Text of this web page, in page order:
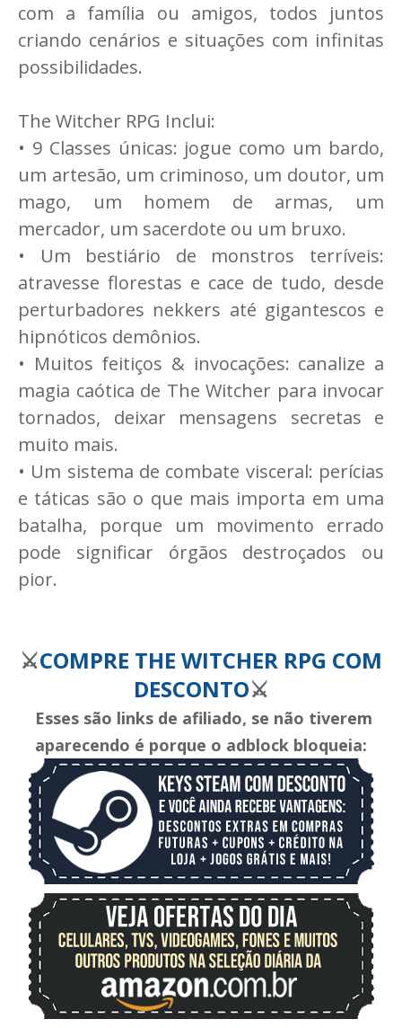
com a família ou amigos, todos juntos
criando cenários e situações com infinitas
possibilidades.
The Witcher RPG Inclui:
• 9 Classes únicas: jogue como um bardo,
um artesão, um criminoso, um doutor, um
mago, um homem de armas, um
mercador, um sacerdote ou um bruxo.
• Um bestiário de monstros terríveis:
atravesse florestas e cace de tudo, desde
perturbadores nekkers até gigantescos e
hipnóticos demônios.
• Muitos feitiços & invocações: canalize a
magia caótica de The Witcher para invocar
tornados, deixar mensagens secretas e
muito mais.
• Um sistema de combate visceral: perícias
e táticas são o que mais importa em uma
batalha, porque um movimento errado
pode significar órgãos destroçados ou
pior.
⚔️COMPRE THE WITCHER RPG COM
DESCONTO⚔️
Esses são links de afiliado, se não tiverem
aparecendo é porque o adblock bloqueia: